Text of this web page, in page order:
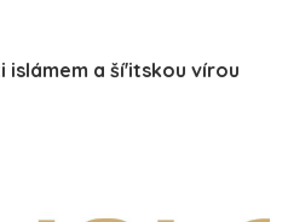
islámem a ší'itskou vírou